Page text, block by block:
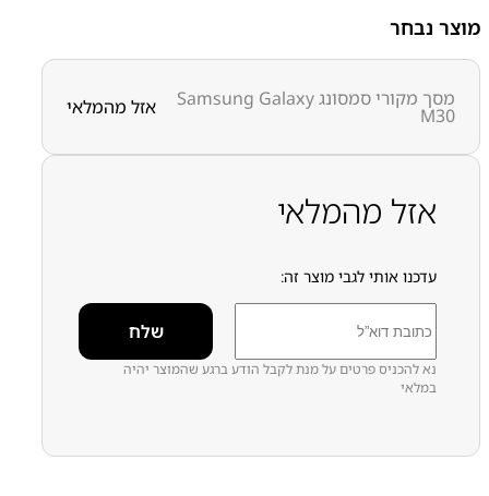
₪310.00
מק״ט:1000000008
קטגוריות:
מסכים / מכלולי תצוגה
מוצר נבחר
מסך מקורי סמסונג Samsung Galaxy
M30 אזל מהמלאי
אזל מהמלאי
עדכנו אותי לגבי מוצר זה:
נא להכניס פרטים על מנת לקבל הודע ברגע שהמוצר יהיה
במלאי